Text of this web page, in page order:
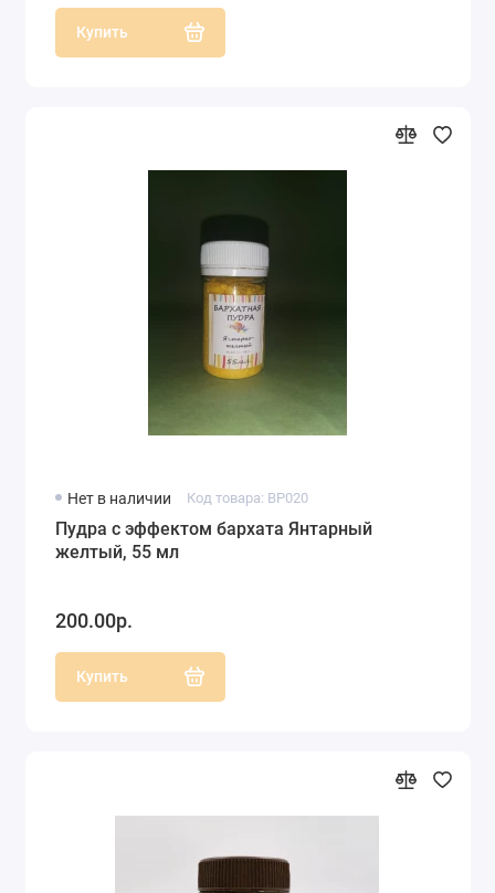
Купить
Нет в наличии Код товара: BP020
Пудра с эффектом бархата Янтарный
желтый, 55 мл
200.00р.
Купить